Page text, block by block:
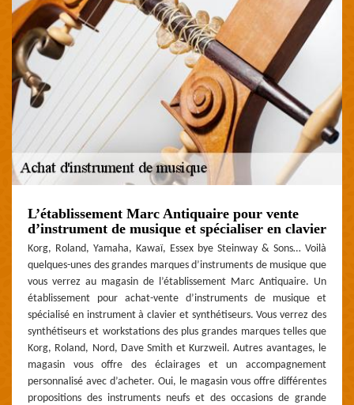
L’établissement Marc Antiquaire pour vente
d’instrument de musique et spécialiser en clavier
Korg, Roland, Yamaha, Kawaï, Essex bye Steinway & Sons… Voilà
quelques-unes des grandes marques d’instruments de musique que
vous verrez au magasin de l’établissement Marc Antiquaire. Un
établissement pour achat-vente d’instruments de musique et
spécialisé en instrument à clavier et synthétiseurs. Vous verrez des
synthétiseurs et workstations des plus grandes marques telles que
Korg, Roland, Nord, Dave Smith et Kurzweil. Autres avantages, le
magasin vous offre des éclairages et un accompagnement
personnalisé avec d’acheter. Oui, le magasin vous offre différentes
propositions des instruments neufs et des occasions de grande